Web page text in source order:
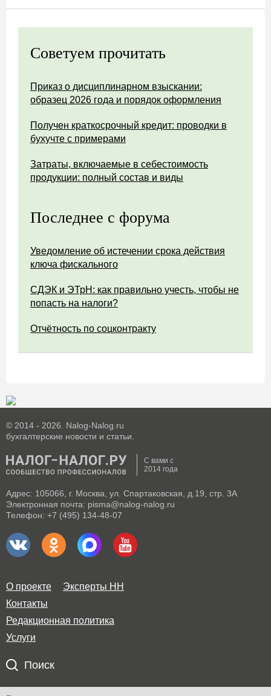
Советуем прочитать
Приказ о дисциплинарном взыскании:
образец 2026 года и порядок оформления
Получен краткосрочный кредит: проводки в
бухучте с примерами
Затраты, включаемые в себестоимость
продукции: полный состав и виды
Последнее с форума
Уведомление об истечении срока действия
ключа фискального
СДЭК и ЭТрН: как правильно учесть, чтобы не
попасть на налоги?
Отчётность по соцконтракту
© 2014 - 2026. Nalog-Nalog.ru
бухгалтерские новости и статьи.
С вами с
2014 года
Адрес: 105066, г. Москва, ул. Спартаковская, д.19, стр. 3А
Электронная почта: pisma@nalog-nalog.ru
Телефон: +7 (495) 134-48-07
О проекте
Эксперты НН
Контакты
Редакционная политика
Услуги
Поиск